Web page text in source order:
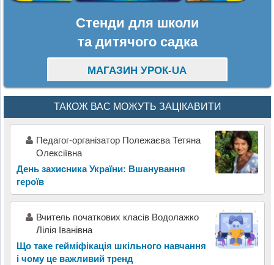
Стенди для школи
та дитячого садка
МАГАЗИН УРОК-UA
ТАКОЖ ВАС МОЖУТЬ ЗАЦІКАВИТИ
Педагог-організатор Полежаєва Тетяна
Олексіївна
День захисника України: Вшанування
героїв
Вчитель початкових класів Водолажко
Лілія Іванівна
Що таке гейміфікація шкільного навчання
і чому це важливий тренд